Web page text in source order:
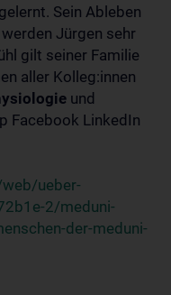
Sein Ableben
Jürgen sehr
gilt seiner Familie
aller Kolleg:innen
und
Facebook LinkedIn
ueber-
2/meduni-
der-meduni-